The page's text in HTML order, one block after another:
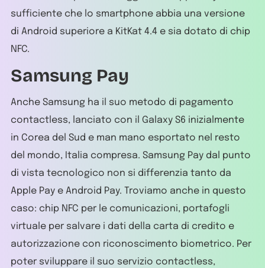
sufficiente che lo smartphone abbia una versione
di Android superiore a KitKat 4.4 e sia dotato di chip
NFC.
Samsung Pay
Anche Samsung ha il suo metodo di pagamento
contactless, lanciato con il Galaxy S6 inizialmente
in Corea del Sud e man mano esportato nel resto
del mondo, Italia compresa. Samsung Pay dal punto
di vista tecnologico non si differenzia tanto da
Apple Pay e Android Pay. Troviamo anche in questo
caso: chip NFC per le comunicazioni, portafogli
virtuale per salvare i dati della carta di credito e
autorizzazione con riconoscimento biometrico. Per
poter sviluppare il suo servizio contactless,